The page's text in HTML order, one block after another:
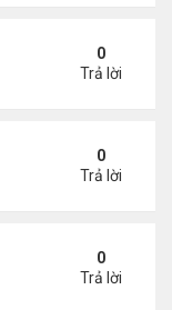
10/21
0
Trả lời
10/21
0
Trả lời
3/21
0
Trả lời